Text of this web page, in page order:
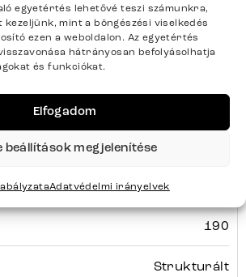
egyetértés lehetővé teszi számunkra,
kezeljünk, mint a böngészési viselkedés
ezen a weboldalon. Az egyetértés
hátrányosan befolyásolhatja
és funkciókat.
Elfogadom
beállítások megjelenítése
Adatvédelmi irányelvek
Krém-Fehér, Fekete
ban
190
Strukturált